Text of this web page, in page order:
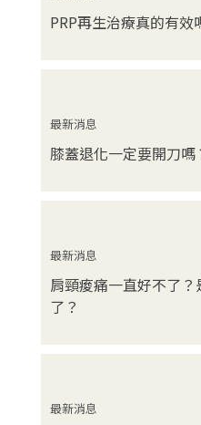
PRP再生治療真的有
最新消息
膝蓋退化一定要開刀嗎
最新消息
肩頸痠痛一直好不了
了？
最新消息